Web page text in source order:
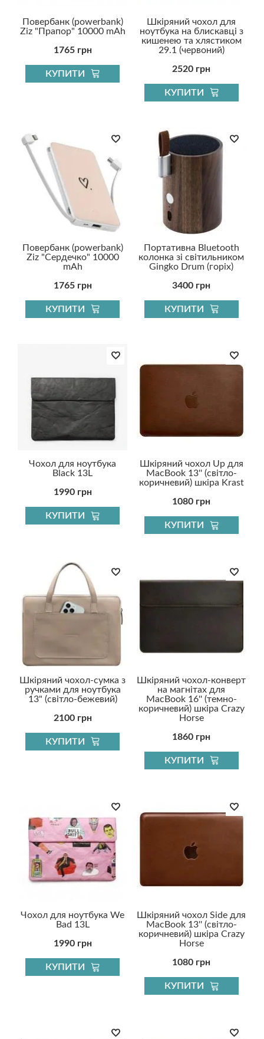
Повербанк (powerbank)
Ziz "Прапор" 10000 mAh
1765 грн
КУПИТИ
Шкіряний чохол для
ноутбука на блискавці з
кишенею та хлястиком
29.1 (червоний)
2520 грн
КУПИТИ
Повербанк (powerbank)
Ziz "Сердечко" 10000
mAh
1765 грн
КУПИТИ
Портативна Bluetooth
колонка зі світильником
Gingko Drum (горіх)
3400 грн
КУПИТИ
Чохол для ноутбука
Black 13L
1990 грн
КУПИТИ
Шкіряний чохол Up для
MacBook 13'' (світло-
коричневий) шкіра Krast
1080 грн
КУПИТИ
Шкіряний чохол-сумка з
ручками для ноутбука
13" (світло-бежевий)
2100 грн
КУПИТИ
Шкіряний чохол-конверт
на магнітах для
MacBook 16'' (темно-
коричневий) шкіра Crazy
Horse
1860 грн
КУПИТИ
Чохол для ноутбука We
Bad 13L
1990 грн
КУПИТИ
Шкіряний чохол Side для
MacBook 13'' (світло-
коричневий) шкіра Crazy
Horse
1080 грн
КУПИТИ